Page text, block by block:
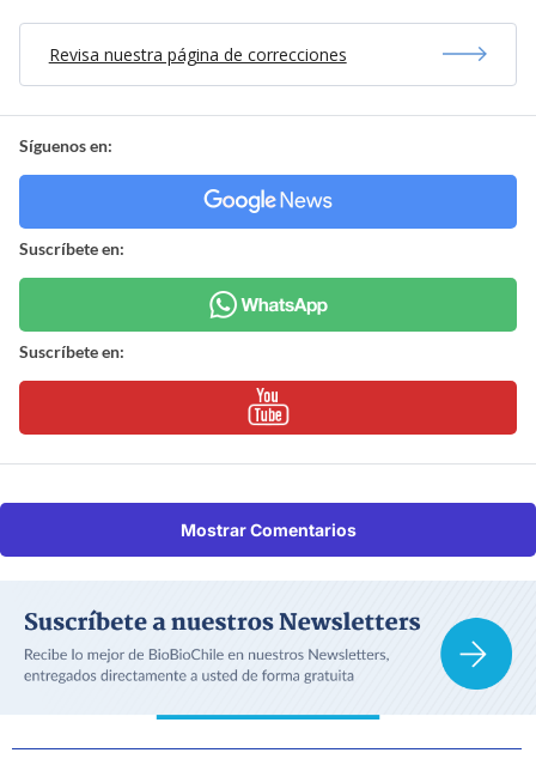
Revisa nuestra página de correcciones
Síguenos en:
Suscríbete en:
Suscríbete en:
Mostrar Comentarios